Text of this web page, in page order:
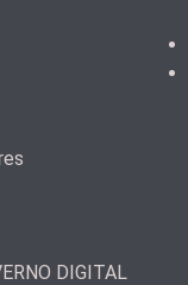
DIGITAL